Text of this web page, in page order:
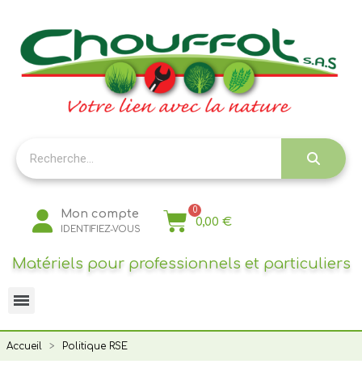
Mon compte
IDENTIFIEZ-VOUS
0,00 €
Matériels pour professionnels et particuliers
Accueil Politique RSE